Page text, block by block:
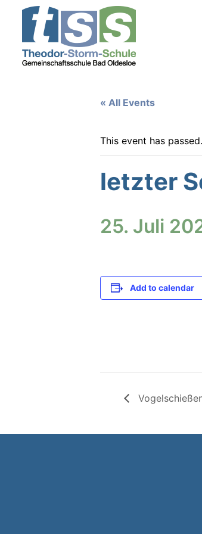
« All Events
This event has passed.
letzter
25. Juli
Add to calendar